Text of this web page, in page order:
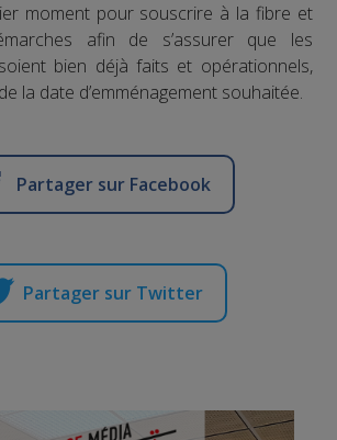
moment pour souscrire à la fibre et
afin de s’assurer que les
bien déjà faits et opérationnels,
la date d’emménagement souhaitée.
Partager sur Facebook
Partager sur Twitter